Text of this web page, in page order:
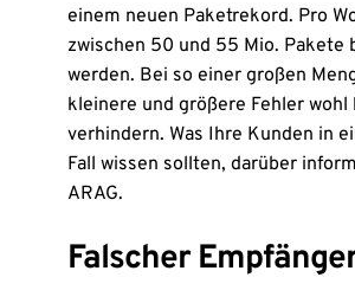
einem neuen Paketrekord. Pro
zwischen 50 und 55 Mio. Pakete
werden. Bei so einer großen
kleinere und größere Fehler wohl
verhindern. Was Ihre Kunden in
Fall wissen sollten, darüber
ARAG.
Falscher